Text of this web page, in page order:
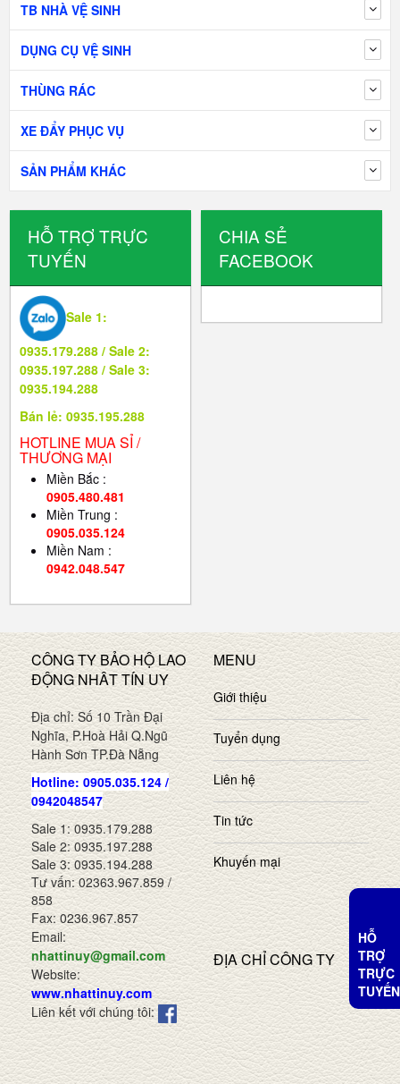
TB NHÀ VỆ SINH
DỤNG CỤ VỆ SINH
THÙNG RÁC
XE ĐẨY PHỤC VỤ
SẢN PHẨM KHÁC
HỖ TRỢ TRỰC
TUYẾN
Sale 1:
0935.179.288 / Sale 2:
0935.197.288 / Sale 3:
0935.194.288
Bán lẻ: 0935.195.288
HOTLINE MUA SỈ /
THƯƠNG MẠI
Miền Bắc :
0905.480.481
Miền Trung :
0905.035.124
Miền Nam :
0942.048.547
CHIA SẺ
FACEBOOK
CÔNG TY BẢO HỘ LAO
ĐỘNG NHÂT TÍN UY
Địa chỉ: Số 10 Trần Đại
Nghĩa, P.Hoà Hải Q.Ngũ
Hành Sơn TP.Đà Nẵng
Hotline: 0905.035.124 /
0942048547
Sale 1: 0935.179.288
Sale 2: 0935.197.288
Sale 3: 0935.194.288
Tư vấn: 02363.967.859 /
858
Fax: 0236.967.857
Email:
nhattinuy@gmail.com
Website:
www.nhattinuy.com
Liên kết với chúng tôi:
MENU
Giới thiệu
Tuyển dụng
Liên hệ
Tin tức
Khuyến mại
ĐỊA CHỈ CÔNG TY
HỖ
TRỢ
TRỰC
TUYẾN